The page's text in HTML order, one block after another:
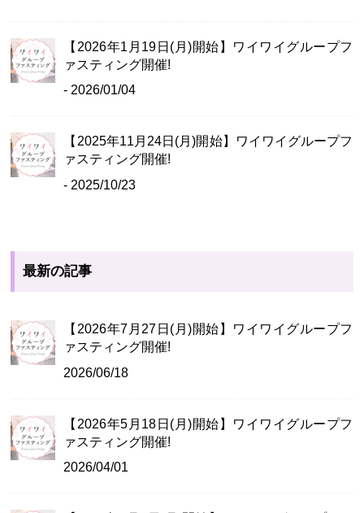
【2026年1月19日(月)開始】ワイワイグループフ
ァスティング開催!
- 2026/01/04
【2025年11月24日(月)開始】ワイワイグループフ
ァスティング開催!
- 2025/10/23
最新の記事
【2026年7月27日(月)開始】ワイワイグループフ
ァスティング開催!
2026/06/18
【2026年5月18日(月)開始】ワイワイグループフ
ァスティング開催!
2026/04/01